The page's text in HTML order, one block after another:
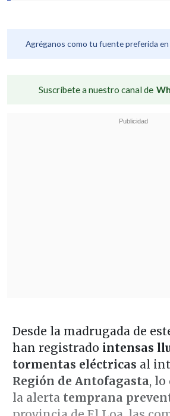
Agréganos como tu fuente preferida en
Suscríbete a nuestro canal de
Desde la madrugada de
han registrado intensas
tormentas eléctricas al
Región de Antofagasta, lo
la alerta temprana